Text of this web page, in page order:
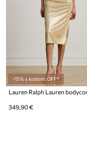
-15% s kodom: OFF*
349,90 €